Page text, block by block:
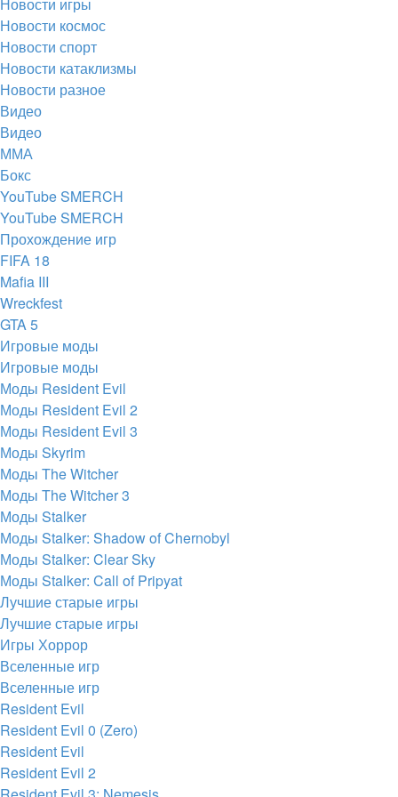
Новости игры
Новости космос
Новости спорт
Новости катаклизмы
Новости разное
Видео
Видео
ММА
Бокс
YouTube SMERCH
YouTube SMERCH
Прохождение игр
FIFA 18
Mafia III
Wreckfest
GTA 5
Игровые моды
Игровые моды
Моды Resident Evil
Моды Resident Evil 2
Моды Resident Evil 3
Моды Skyrim
Моды The Witcher
Моды The Witcher 3
Моды Stalker
Моды Stalker: Shadow of Chernobyl
Моды Stalker: Clear Sky
Моды Stalker: Call of Pripyat
Лучшие старые игры
Лучшие старые игры
Игры Хоррор
Вселенные игр
Вселенные игр
Resident Evil
Resident Evil 0 (Zero)
Resident Evil
Resident Evil 2